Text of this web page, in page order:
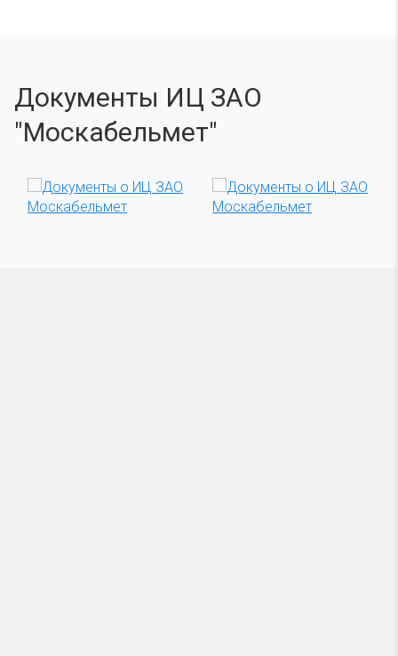
Документы ИЦ ЗАО
"Москабельмет"